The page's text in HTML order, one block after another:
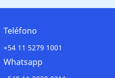
Teléfono
+54 11 5279 1001
Whatsapp